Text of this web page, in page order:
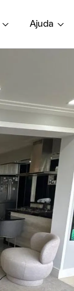
Ajuda